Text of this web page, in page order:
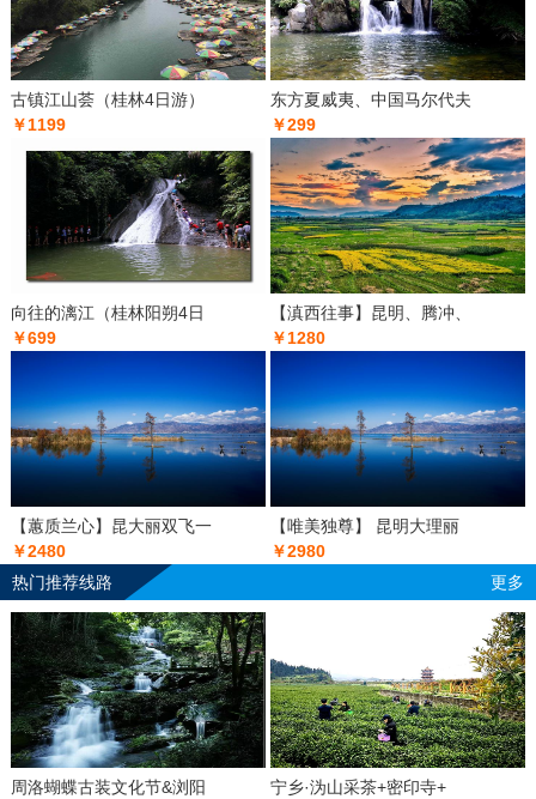
古镇江山荟（桂林4日游）
￥1199
东方夏威夷、中国马尔代夫
￥299
向往的漓江（桂林阳朔4日
￥699
【滇西往事】昆明、腾冲、
￥1280
【蕙质兰心】昆大丽双飞一
￥2480
【唯美独尊】 昆明大理丽
￥2980
热门推荐线路
更多
周洛蝴蝶古装文化节&浏阳
宁乡·沩山采茶+密印寺+